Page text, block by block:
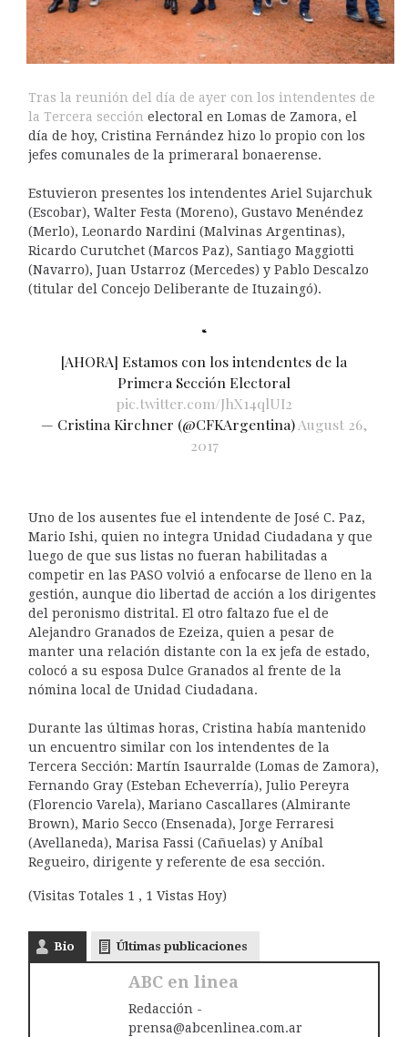
Tras la reunión del día de ayer con los intendentes de
la Tercera sección electoral en Lomas de Zamora, el
día de hoy, Cristina Fernández hizo lo propio con los
jefes comunales de la primeraral bonaerense.
Estuvieron presentes los intendentes Ariel Sujarchuk
(Escobar), Walter Festa (Moreno), Gustavo Menéndez
(Merlo), Leonardo Nardini (Malvinas Argentinas),
Ricardo Curutchet (Marcos Paz), Santiago Maggiotti
(Navarro), Juan Ustarroz (Mercedes) y Pablo Descalzo
(titular del Concejo Deliberante de Ituzaingó).
[AHORA] Estamos con los intendentes de la
Primera Sección Electoral
pic.twitter.com/JhX14qlUI2
— Cristina Kirchner (@CFKArgentina)August 26,
2017
Uno de los ausentes fue el intendente de José C. Paz,
Mario Ishi, quien no integra Unidad Ciudadana y que
luego de que sus listas no fueran habilitadas a
competir en las PASO volvió a enfocarse de lleno en la
gestión, aunque dio libertad de acción a los dirigentes
del peronismo distrital. El otro faltazo fue el de
Alejandro Granados de Ezeiza, quien a pesar de
manter una relación distante con la ex jefa de estado,
colocó a su esposa Dulce Granados al frente de la
nómina local de Unidad Ciudadana.
Durante las últimas horas, Cristina había mantenido
un encuentro similar con los intendentes de la
Tercera Sección: Martín Isaurralde (Lomas de Zamora),
Fernando Gray (Esteban Echeverría), Julio Pereyra
(Florencio Varela), Mariano Cascallares (Almirante
Brown), Mario Secco (Ensenada), Jorge Ferraresi
(Avellaneda), Marisa Fassi (Cañuelas) y Aníbal
Regueiro, dirigente y referente de esa sección.
(Visitas Totales 1 , 1 Vistas Hoy)
Bio Últimas publicaciones
ABC en linea
Redacción -
prensa@abcenlinea.com.ar